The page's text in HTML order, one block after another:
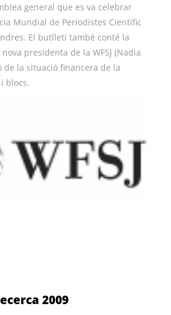
general que es va celebrar
Mundial de Periodistes Científic
El butlletí també conté la
presidenta de la WFSJ (Nadia
de la situació financera de la
blocs.
2009